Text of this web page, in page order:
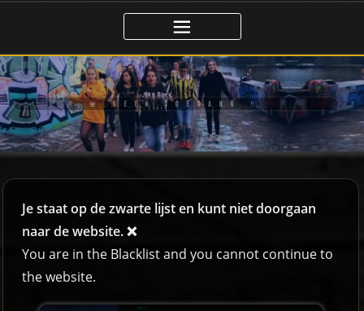
🚨 GEEN TOEGANG ‼️
Je staat op de zwarte lijst en kunt niet doorgaan
naar de website. ❌
You are in the Blacklist and you cannot continue to
the website.